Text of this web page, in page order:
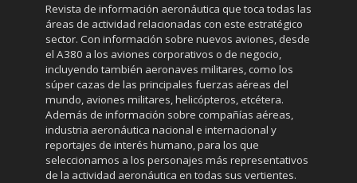
Revista de información aeronáutica que toca todas las
áreas de actividad relacionadas con este estratégico
sector. Con información sobre nuevos aviones, desde
el A380 a los aviones corporativos o de negocio,
incluyendo también aeronaves militares, como los
súper cazas de las principales fuerzas aéreas del
mundo, aviones militares, helicópteros, etcétera.
Además de información sobre compañías aéreas,
industria aeronáutica nacional e internacional y
reportajes de interés humano, para los que
seleccionamos a los personajes más representativos
de la actividad aeronáutica en todas sus vertientes.